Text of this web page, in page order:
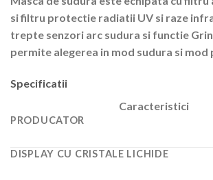
si filtru protectie radiatii UV si raze
trepte senzori arc sudura si functie
permite alegerea in mod sudura si mod
Specificatii
Caracteristici
PRODUCATOR
DISPLAY CU CRISTALE LICHIDE